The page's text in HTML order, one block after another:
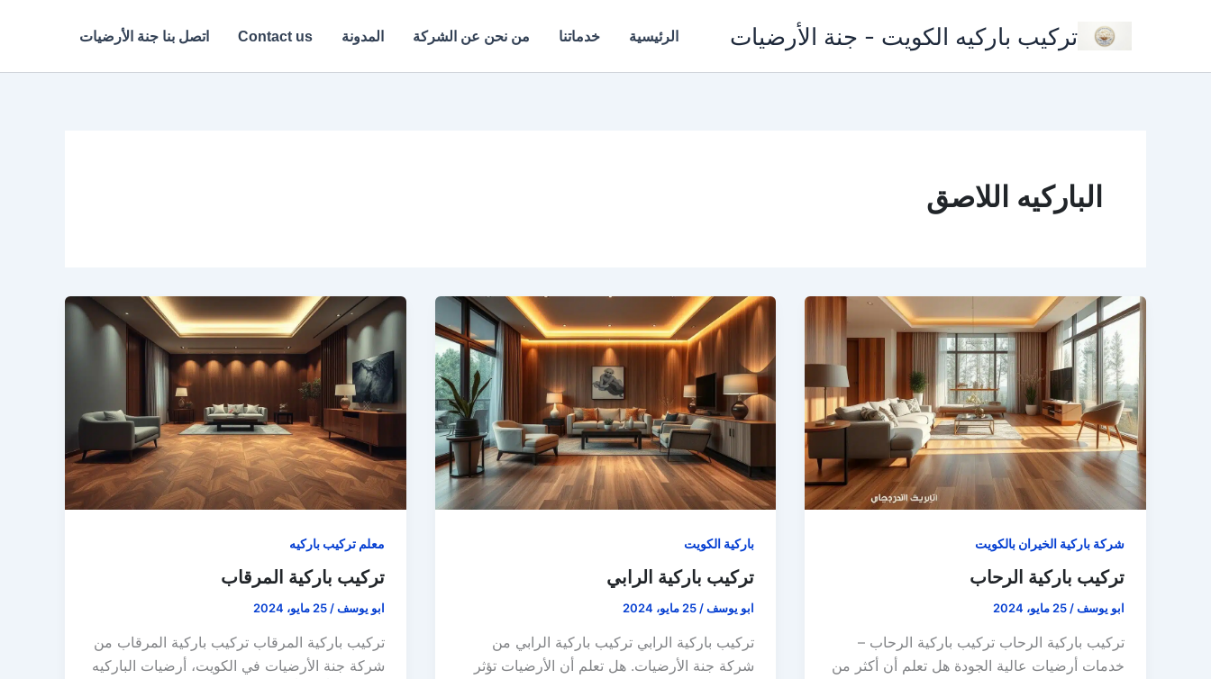
تركيب باركيه الكويت - جنة الأرضيات الرئيسية خدماتنا من نحن عن الشركة المدونة Contact us اتصل بنا جنة الأرضيات
الباركيه اللاصق
شركة باركية الخيران بالكويت
تركيب باركية الرحاب
ابو يوسف/25 مايو، 2024
تركيب باركية الرحاب تركيب باركية الرحاب –
خدمات أرضيات عالية الجودة هل تعلم أن أكثر من
باركية الكويت
تركيب باركية الرابي
ابو يوسف/25 مايو، 2024
تركيب باركية الرابي تركيب باركية الرابي من
شركة جنة الأرضيات. هل تعلم أن الأرضيات تؤثر
معلم تركيب باركيه
تركيب باركية المرقاب
ابو يوسف/25 مايو، 2024
تركيب باركية المرقاب تركيب باركية المرقاب من
شركة جنة الأرضيات في الكويت، أرضيات الباركيه